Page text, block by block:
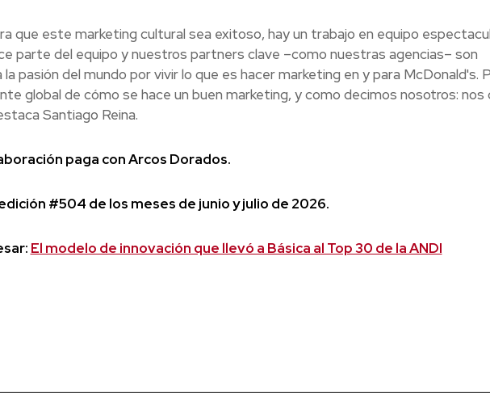
que este marketing cultural sea exitoso, hay un trabajo en equipo
parte del equipo y nuestros partners clave –como nuestras agencias– son
pasión del mundo por vivir lo que es hacer marketing en y para McDonald's.
global de cómo se hace un buen marketing, y como decimos nosotros: nos
Santiago Reina.
paga con Arcos Dorados.
#504 de los meses de junio y julio de 2026.
El modelo de innovación que llevó a Básica al Top 30 de la ANDI